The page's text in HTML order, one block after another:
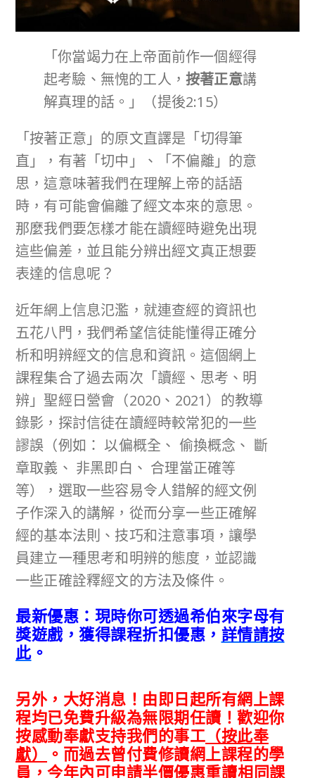
「你當竭力在上帝面前作一個經得
起考驗、無愧的工人， 按著正意講
解真理的話。」（提後2:15）
「按著正意」的原文直譯是「切得筆
直」，有著「切中」、「不偏離」的意
思，這意味著我們在理解上帝的話語
時，有可能會偏離了經文本來的意思。
那麼我們要怎樣才能在讀經時避免出現
這些偏差，並且能分辨出經文真正想要
表達的信息呢？
近年網上信息氾濫，就連查經的資訊也
五花八門，我們希望信徒能懂得正確分
析和明辨經文的信息和資訊。這個網上
課程集合了過去兩次「讀經、思考、明
辨」聖經日營會（2020、2021）的教導
錄影，探討信徒在讀經時較常犯的一些
謬誤（例如： 以偏概全、 偷換概念、 斷
章取義、 非黑即白、 合理當正確等
等），選取一些容易令人錯解的經文例
子作深入的講解，從而分享一些正確解
經的基本法則、技巧和注意事項，讓學
員建立一種思考和明辨的態度，並認識
一些正確詮釋經文的方法及條件。
最新優惠：現時你可透過希伯來字母有
獎遊戲，獲得課程折扣優惠， 詳情請按
此。
另外，大好消息！由即日起所有網上課
程均已免費升級為無限期任讀！歡迎你
按感動奉獻支持我們的事工 （按此奉
獻）
。而過去曾付費修讀網上課程的學
員，今年內可申請半價優惠重讀相同課